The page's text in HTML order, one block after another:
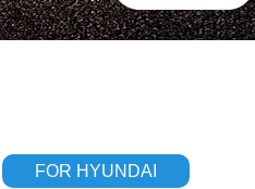
FOR HYUNDAI